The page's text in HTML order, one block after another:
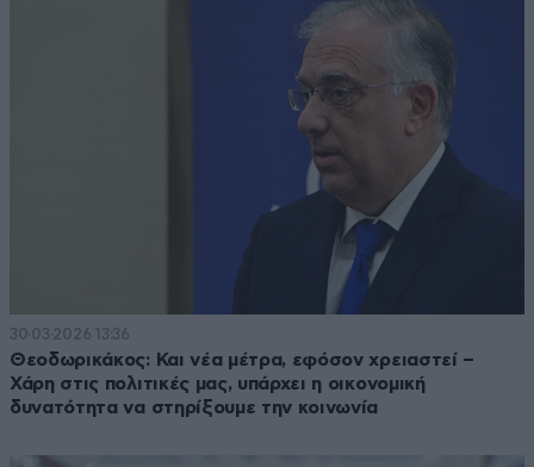
30·03·2026 13:36
Θεοδωρικάκος: Και νέα μέτρα, εφόσον χρειαστεί –
Χάρη στις πολιτικές μας, υπάρχει η οικονομική
δυνατότητα να στηρίξουμε την κοινωνία